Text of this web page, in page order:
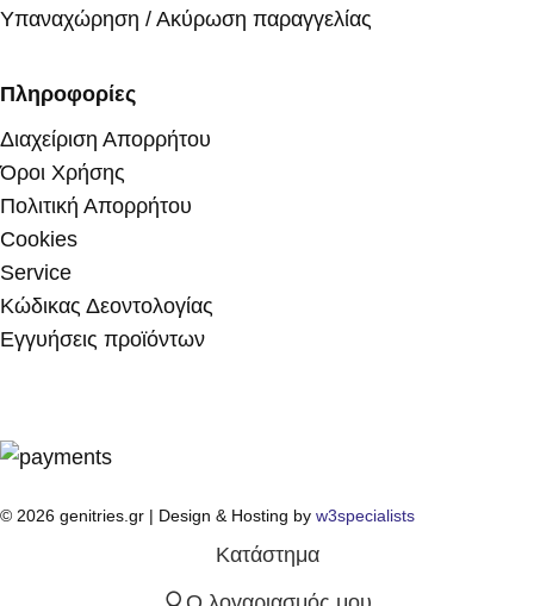
Υπαναχώρηση / Ακύρωση παραγγελίας
Πληροφορίες
Διαχείριση Απορρήτου
Όροι Χρήσης
Πολιτική Απορρήτου
Cookies
Service
Κώδικας Δεοντολογίας
Εγγυήσεις προϊόντων
© 2026 genitries.gr | Design & Hosting by w3specialists
Κατάστημα